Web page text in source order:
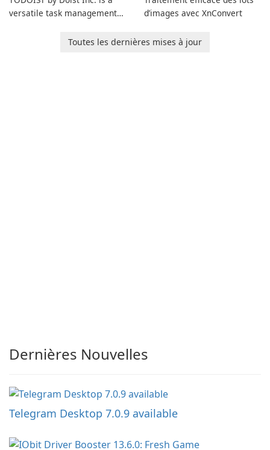
versatile task management
individuals and teams
d’images avec XnConvert
Toutes les dernières mises à jour
Dernières Nouvelles
Telegram Desktop 7.0.9 available